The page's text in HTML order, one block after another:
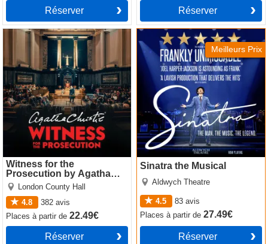
Réserver Réserver
Witness for the
Prosecution by Agatha
Christie
London County Hall
4.8
382 avis
Placesà partir de22.49€
Réserver
Witness for the Prosecution
by Agatha Christie
Meilleurs Prix
Sinatra the Musical
Aldwych Theatre
4.5 83 avis
Placesà partir de27.49€
Réserver
Sinatra the Musical